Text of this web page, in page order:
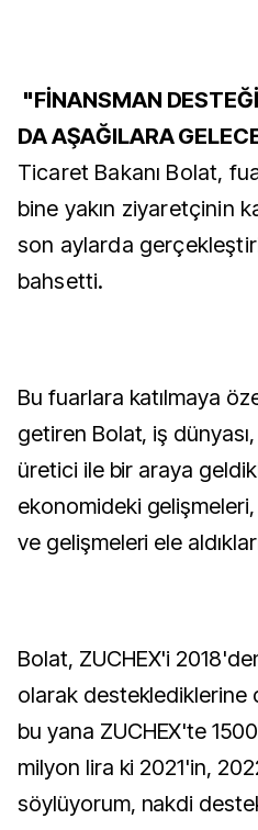
"FİNANSMAN
DA AŞAĞILARA
Ticaret Bakanı Bolat,
bine yakın ziyaretçinin
son aylarda
bahsetti.
Bu fuarlara katılmaya
getiren Bolat, iş
üretici ile bir araya
ekonomideki
ve gelişmeleri ele
Bolat, ZUCHEX'i
olarak desteklediklerine
bu yana ZUCHEX'te 1500
milyon lira ki 2021'in,
söylüyorum, nakdi